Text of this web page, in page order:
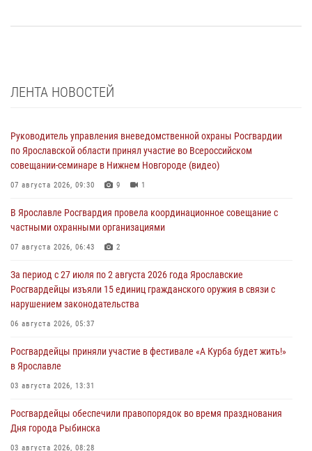
ЛЕНТА НОВОСТЕЙ
Руководитель управления вневедомственной охраны Росгвардии
по Ярославской области принял участие во Всероссийском
совещании-семинаре в Нижнем Новгороде (видео)
07 августа 2026, 09:30 9 1
В Ярославле Росгвардия провела координационное совещание с
частными охранными организациями
07 августа 2026, 06:43 2
За период с 27 июля по 2 августа 2026 года Ярославские
Росгвардейцы изъяли 15 единиц гражданского оружия в связи с
нарушением законодательства
06 августа 2026, 05:37
Росгвардейцы приняли участие в фестивале «А Курба будет жить!»
в Ярославле
03 августа 2026, 13:31
Росгвардейцы обеспечили правопорядок во время празднования
Дня города Рыбинска
03 августа 2026, 08:28